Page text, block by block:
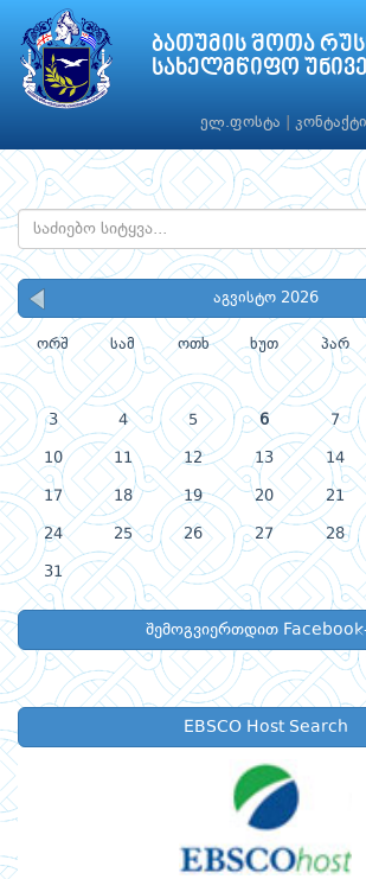
ბათუმის შოთა
სახელმწიფო
ელ.ფოსტა კონტაქტი
აგვისტო 2026
ორშ სამ ოთხ ხუთ პარ
3 4 5 6 7
10 11 12 13 14
17 18 19 20 21
24 25 26 27 28
31
შემოგვიერთდით
EBSCO Host Search